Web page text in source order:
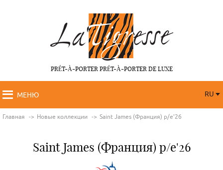
PRÉT-À-PORTER PRÉT-À-PORTER DE LUXE
МЕНЮ
RU
Главная Новые коллекции Saint James (Франция) p/e'26
Saint James (Франция) p/e'26